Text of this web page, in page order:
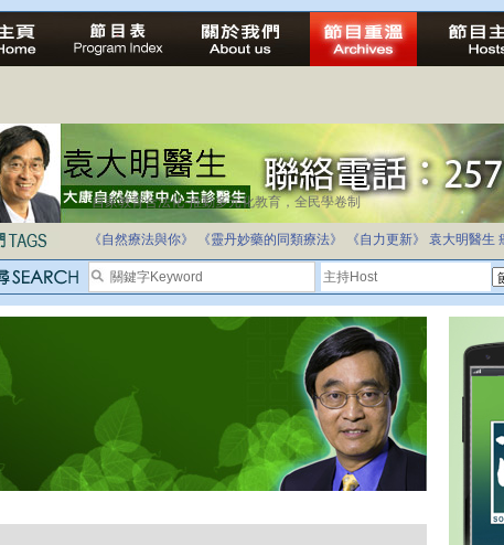
自家教育合法化-推動多元化教育，全民學卷制
《自然療法與你》 《靈丹妙藥的同類療法》 《自力更新》 袁大明醫生